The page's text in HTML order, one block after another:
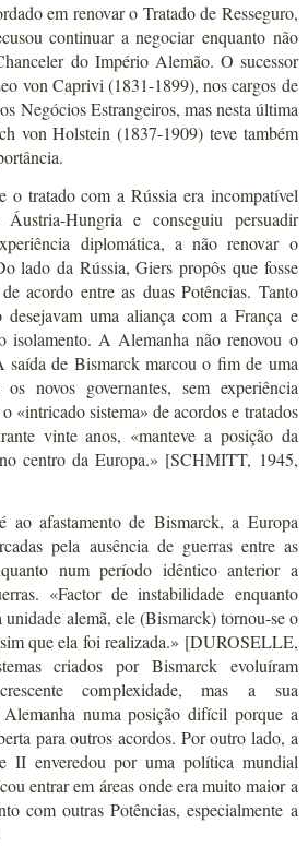
em renovar o Tratado de Resseguro,
continuar a negociar enquanto não
do Império Alemão. O sucessor
von Caprivi (1831-1899), nos cargos de
Negócios Estrangeiros, mas nesta última
von Holstein (1837-1909) teve também
o tratado com a Rússia era incompatível
Hungria e conseguiu persuadir
diplomática, a não renovar o
lado da Rússia, Giers propôs que fosse
acordo entre as duas Potências. Tanto
uma aliança com a França e
isolamento. A Alemanha não renovou o
saída de Bismarck marcou o fim de uma
novos governantes, sem experiência
«intricado sistema» de acordos e tratados
vinte anos, «manteve a posição da
centro da Europa.» [SCHMITT, 1945,
ao afastamento de Bismarck, a Europa
pela ausência de guerras entre as
num período idêntico anterior a
«Factor de instabilidade enquanto
unidade alemã, ele (Bismarck) tornou-se o
que ela foi realizada.» [DUROSELLE,
criados por Bismarck evoluíram
complexidade, mas a sua
numa posição difícil porque a
para outros acordos. Por outro lado, a
II enveredou por uma política mundial
entrar em áreas onde era muito maior a
com outras Potências, especialmente a